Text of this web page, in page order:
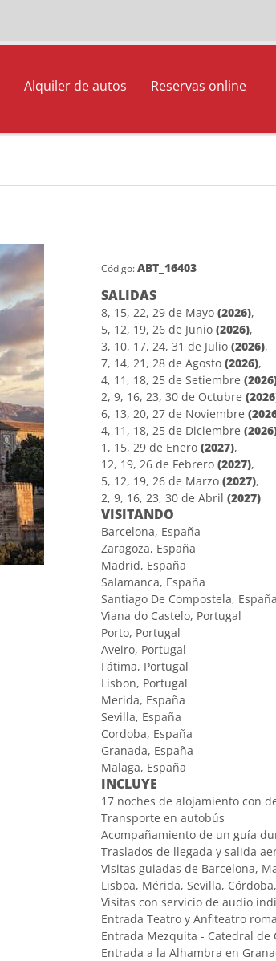
Alquiler de autos Reservas online
Código:ABT_16403
SALIDAS
8, 15, 22, 29 de Mayo(2026),
5, 12, 19, 26 de Junio(2026),
3, 10, 17, 24, 31 de Julio(2026),
7, 14, 21, 28 de Agosto(2026),
4, 11, 18, 25 de Setiembre
2, 9, 16, 23, 30 de Octubre
6, 13, 20, 27 de Noviembre
4, 11, 18, 25 de Diciembre
1, 15, 29 de Enero(2027),
12, 19, 26 de Febrero(2027),
5, 12, 19, 26 de Marzo(2027),
2, 9, 16, 23, 30 de Abril(2027)
VISITANDO
Barcelona, España
Zaragoza, España
Madrid, España
Salamanca, España
Santiago De Compostela, España
Viana do Castelo, Portugal
Porto, Portugal
Aveiro, Portugal
Fátima, Portugal
Lisbon, Portugal
Merida, España
Sevilla, España
Cordoba, España
Granada, España
Malaga, España
INCLUYE
17 noches de alojamiento con
Transporte en autobús
Acompañamiento de un guía
Traslados de llegada y salida
Visitas guiadas de Barcelona,
Lisboa, Mérida, Sevilla,
Visitas con servicio de audio
Entrada Teatro y Anfiteatro
Entrada Mezquita - Catedral de
Entrada a la Alhambra en